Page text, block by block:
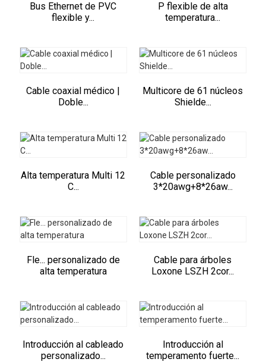
Bus Ethernet de PVC
flexible y...
P flexible de alta
temperatura...
Cable coaxial médico |
Doble...
Multicore de 61 núcleos
Shielde...
Alta temperatura Multi 12
C...
Cable personalizado
3*20awg+8*26aw...
Fle... personalizado de
alta temperatura
Cable para árboles
Loxone LSZH 2cor...
Introducción al cableado
personalizado...
Introducción al
temperamento fuerte...